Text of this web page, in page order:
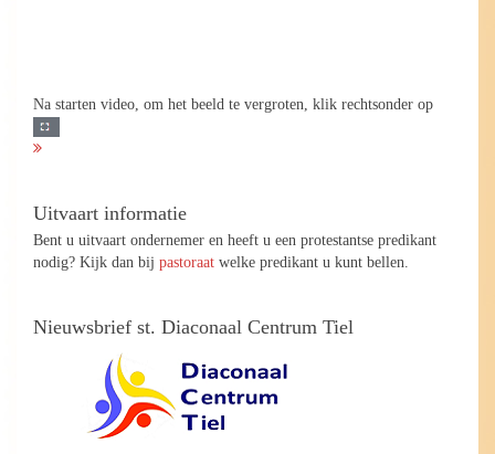
Na starten video, om het beeld te vergroten, klik rechtsonder op
Uitvaart informatie
Bent u uitvaart ondernemer en heeft u een protestantse predikant
nodig? Kijk dan bij pastoraat welke predikant u kunt bellen.
Nieuwsbrief st. Diaconaal Centrum Tiel